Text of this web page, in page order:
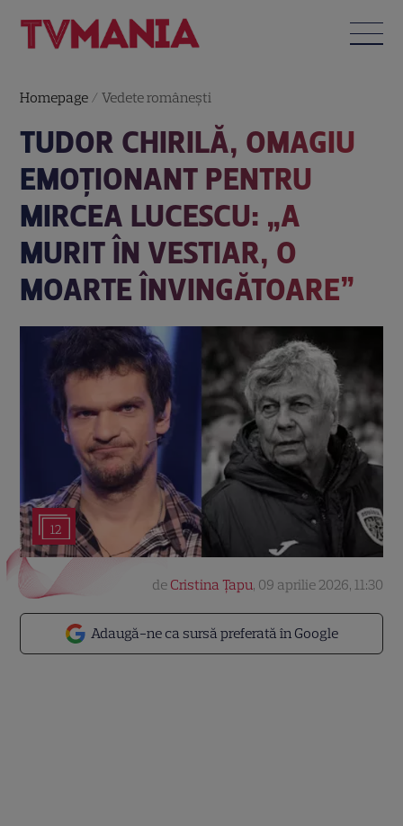
Homepage /Vedete româneşti
TUDOR CHIRILĂ, OMAGIU
EMOȚIONANT PENTRU
MIRCEA LUCESCU: „A
MURIT ÎN VESTIAR, O
MOARTE ÎNVINGĂTOARE”
12
Adaugă-ne ca sursă preferată în Google
de Cristina Țapu, 09 aprilie 2026, 11:30